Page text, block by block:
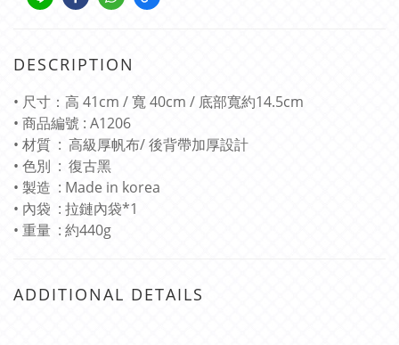
DESCRIPTION
• 尺寸：高 41cm / 寬 40cm / 底部寬約14.5cm
• 商品編號 : A1206
• 材質 : 高級厚帆布/ 後背帶加厚設計
• 色別 : 復古黑
• 製造 : Made in korea
• 內袋 : 拉鏈內袋*1
• 重量 : 約440g
ADDITIONAL DETAILS